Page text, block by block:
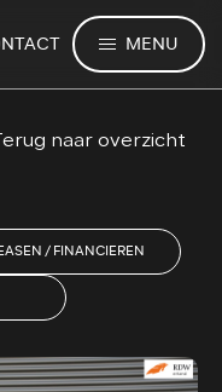
MENU
Terug naar overzicht
/ FINANCIEREN